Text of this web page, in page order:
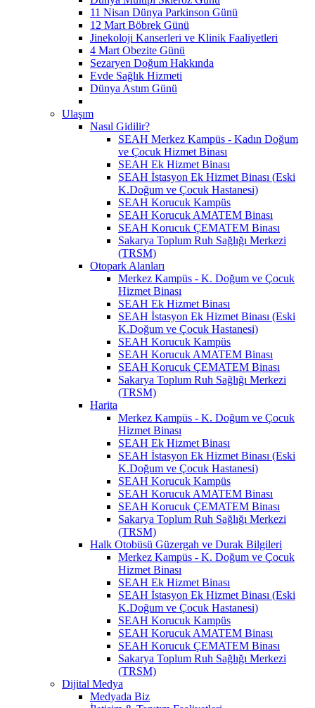
11 Nisan Dünya Parkinson Günü
12 Mart Böbrek Günü
Jinekoloji Kanserleri ve Klinik Faaliyetleri
4 Mart Obezite Günü
Sezaryen Doğum Hakkında
Evde Sağlık Hizmeti
Dünya Astım Günü
Ulaşım
Nasıl Gidilir?
SEAH Merkez Kampüs - Kadın Doğum
ve Çocuk Hizmet Binası
SEAH Ek Hizmet Binası
SEAH İstasyon Ek Hizmet Binası (Eski
K.Doğum ve Çocuk Hastanesi)
SEAH Korucuk Kampüs
SEAH Korucuk AMATEM Binası
SEAH Korucuk ÇEMATEM Binası
Sakarya Toplum Ruh Sağlığı Merkezi
(TRSM)
Otopark Alanları
Merkez Kampüs - K. Doğum ve Çocuk
Hizmet Binası
SEAH Ek Hizmet Binası
SEAH İstasyon Ek Hizmet Binası (Eski
K.Doğum ve Çocuk Hastanesi)
SEAH Korucuk Kampüs
SEAH Korucuk AMATEM Binası
SEAH Korucuk ÇEMATEM Binası
Sakarya Toplum Ruh Sağlığı Merkezi
(TRSM)
Harita
Merkez Kampüs - K. Doğum ve Çocuk
Hizmet Binası
SEAH Ek Hizmet Binası
SEAH İstasyon Ek Hizmet Binası (Eski
K.Doğum ve Çocuk Hastanesi)
SEAH Korucuk Kampüs
SEAH Korucuk AMATEM Binası
SEAH Korucuk ÇEMATEM Binası
Sakarya Toplum Ruh Sağlığı Merkezi
(TRSM)
Halk Otobüsü Güzergah ve Durak Bilgileri
Merkez Kampüs - K. Doğum ve Çocuk
Hizmet Binası
SEAH Ek Hizmet Binası
SEAH İstasyon Ek Hizmet Binası (Eski
K.Doğum ve Çocuk Hastanesi)
SEAH Korucuk Kampüs
SEAH Korucuk AMATEM Binası
SEAH Korucuk ÇEMATEM Binası
Sakarya Toplum Ruh Sağlığı Merkezi
(TRSM)
Dijital Medya
Medyada Biz